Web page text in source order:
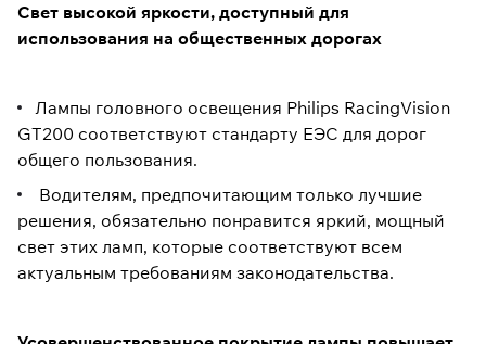
Свет высокой яркости, доступный для
использования на общественных дорогах
Лампы головного освещения Philips RacingVision
GT200 соответствуют стандарту ЕЭС для дорог
общего пользования.
Водителям, предпочитающим только лучшие
решения, обязательно понравится яркий, мощный
свет этих ламп, которые соответствуют всем
актуальным требованиям законодательства.